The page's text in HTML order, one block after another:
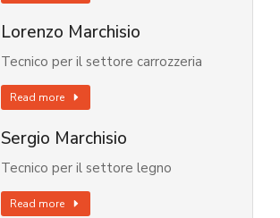
Lorenzo Marchisio
Tecnico per il settore carrozzeria
Read more
Sergio Marchisio
Tecnico per il settore legno
Read more